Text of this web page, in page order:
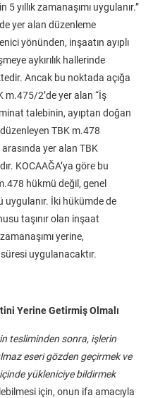
yıllık zamanaşımı uygulanır.”
yer alan düzenleme
yönünden, inşaatın ayıplı
aykırılık hallerinde
Ancak bu noktada açığa
m.475/2’de yer alan “İş
talebinin, ayıptan doğan
TBK m.478
yer alan TBK
KOCAAĞA’ya göre bu
hükmü değil, genel
İki hükümde de
taşınır olan inşaat
yerine,
süresi uygulanacaktır.
Yerine Getirmiş Olmalı
tesliminden sonra, işlerin
eseri gözden geçirmek ve
yükleniciye bildirmek
için, onun ifa amacıyla